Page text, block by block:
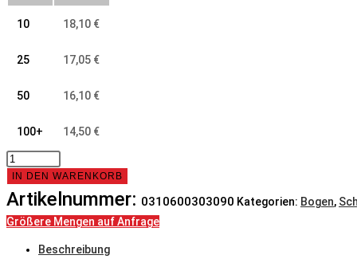
10 18,10 €
25 17,05 €
50 16,10 €
100+ 14,50 €
Bogen,
60x3,0,
90°,
N3,
6060
IN DEN WARENKORB
Artikelnummer: 0310600303090 Kategorien: Bogen,
Größere Mengen auf Anfrage
Beschreibung